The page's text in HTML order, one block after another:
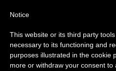
Notice
This website or its third party
necessary to its functioning and
purposes illustrated in the cookie
more or withdraw your consent to